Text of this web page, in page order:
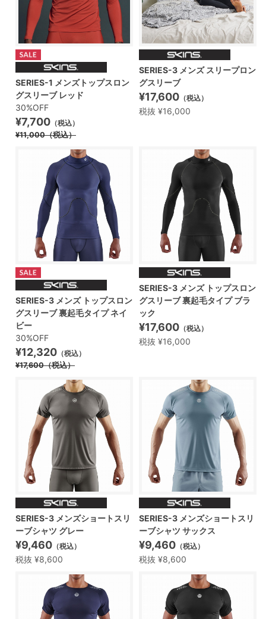
SERIES-1 メンズトップスロン
グスリーブ レッド
30%OFF
¥7,700 （税込）
¥11,000（税込）
SERIES-3 メンズ スリープロン
グスリーブ
¥17,600 （税込）
税抜 ¥16,000
SERIES-3 メンズ トップスロン
グスリーブ 裏起毛タイプ ネイ
ビー
30%OFF
¥12,320 （税込）
¥17,600（税込）
SERIES-3 メンズ トップスロン
グスリーブ 裏起毛タイプ ブラ
ック
¥17,600 （税込）
税抜 ¥16,000
SERIES-3 メンズショートスリ
ーブシャツ グレー
¥9,460 （税込）
税抜 ¥8,600
SERIES-3 メンズショートスリ
ーブシャツ サックス
¥9,460 （税込）
税抜 ¥8,600